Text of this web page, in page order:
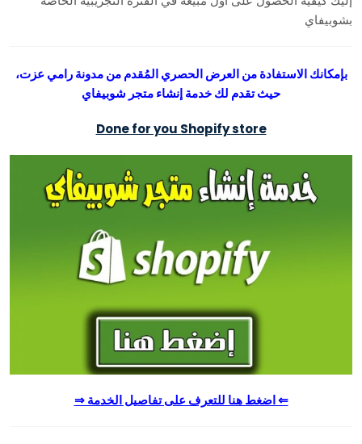
بشوبيفاي
بإمكانك الاستفادة من العرض الحصري المُقدم من مدونة رامي عزت،
حيث تقدم لك خدمة إنشاء متجر شوبيفاي
Done for you Shopify store
⇐ اضغط هنا للتعرف على تفاصيل الخدمة ⇒